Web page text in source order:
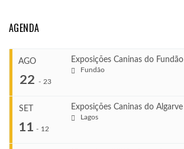
AGENDA
AGO
22 - 23
Exposições Caninas do Fundão
Fundão
SET
11 - 12
Exposições Caninas do Algarve
Lagos